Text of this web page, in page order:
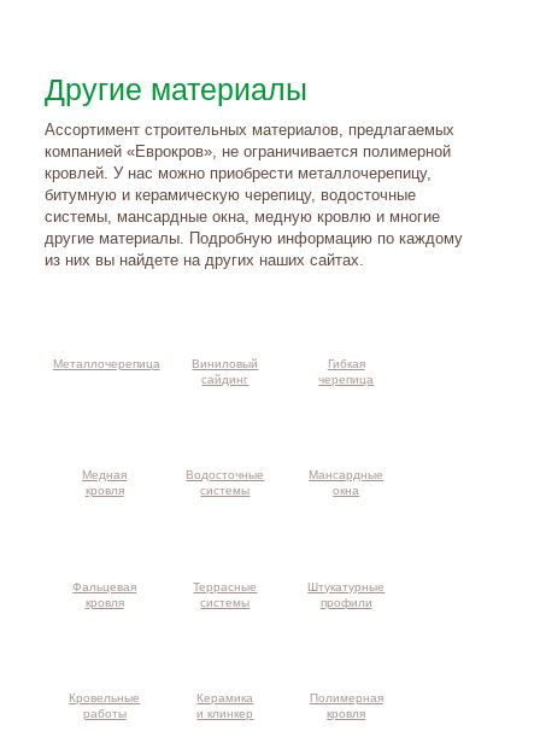
Другие материалы
Ассортимент строительных материалов, предлагаемых
компанией «Еврокров», не ограничивается полимерной
кровлей. У нас можно приобрести металлочерепицу,
битумную и керамическую черепицу, водосточные
системы, мансардные окна, медную кровлю и многие
другие материалы. Подробную информацию по каждому
из них вы найдете на других наших сайтах.
Металлочерепица
Виниловый
сайдинг
Гибкая
черепица
Медная
кровля
Водосточные
системы
Мансардные
окна
Фальцевая
кровля
Террасные
системы
Штукатурные
профили
Кровельные
работы
Керамика
и клинкер
Полимерная
кровля